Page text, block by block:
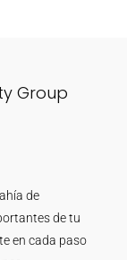
Group
de
de tu
en cada paso